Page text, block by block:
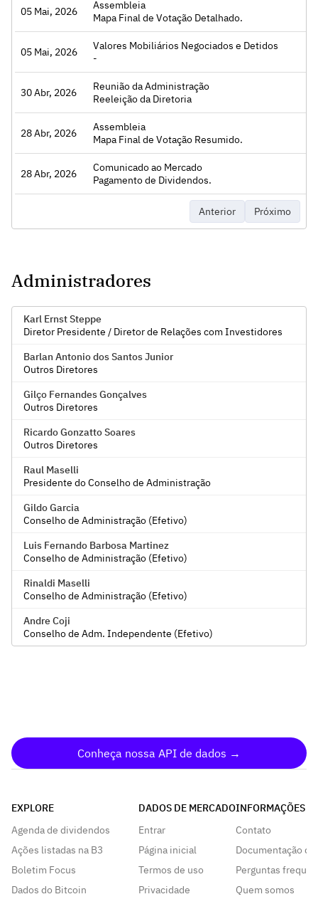
05 Mai, 2026
Assembleia
Mapa Final de Votação Detalhado.
Acessar
05 Mai, 2026
Valores Mobiliários Negociados e Detidos
-
Acessar
30 Abr, 2026
Reunião da Administração
Reeleição da Diretoria
Acessar
28 Abr, 2026
Assembleia
Mapa Final de Votação Resumido.
Acessar
28 Abr, 2026
Comunicado ao Mercado
Pagamento de Dividendos.
Acessar
Anterior Próximo
Administradores
Karl Ernst Steppe
Diretor Presidente / Diretor de Relações com Investidores
Barlan Antonio dos Santos Junior
Outros Diretores
Gilço Fernandes Gonçalves
Outros Diretores
Ricardo Gonzatto Soares
Outros Diretores
Raul Maselli
Presidente do Conselho de Administração
Gildo Garcia
Conselho de Administração (Efetivo)
Luis Fernando Barbosa Martinez
Conselho de Administração (Efetivo)
Rinaldi Maselli
Conselho de Administração (Efetivo)
Andre Coji
Conselho de Adm. Independente (Efetivo)
Conheça nossa API de dados →
EXPLORE
Agenda de dividendos
Ações listadas na B3
Boletim Focus
Dados do Bitcoin
DADOS DE MERCADO
Entrar
Página inicial
Termos de uso
Privacidade
INFORMAÇÕES
Contato
Documentação da
Perguntas
Quem somos